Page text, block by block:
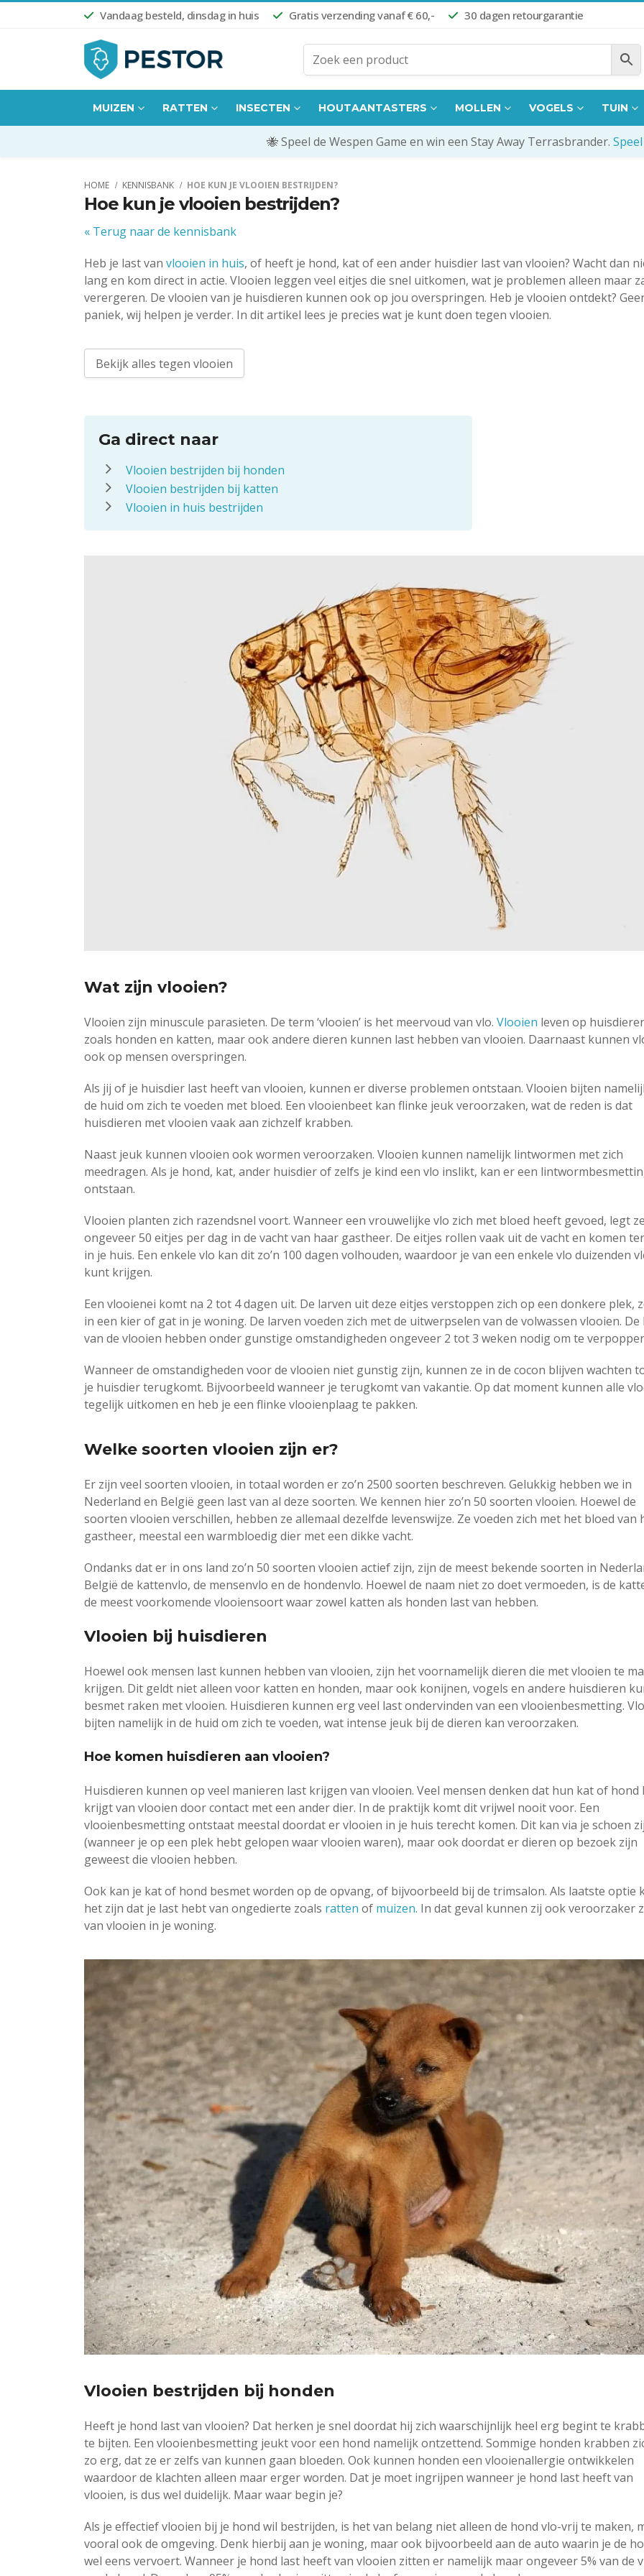
Vandaag besteld, dinsdag in huis Gratis verzending vanaf € 60,- 30 dagen retourgarantie
MUIZEN RATTEN INSECTEN HOUTAANTASTERS MOLLEN VOGELS TUIN
🐝 Speel de Wespen Game en win een Stay Away Terrasbrander.
HOME KENNISBANK HOE KUN JE VLOOIEN BESTRIJDEN?
Hoe kun je vlooien bestrijden?
« Terug naar de kennisbank
Heb je last van vlooien in huis, of heeft je hond, kat of een ander huisdier last van vlooien? Wacht dan
lang en kom direct in actie. Vlooien leggen veel eitjes die snel uitkomen, wat je problemen alleen maar
verergeren. De vlooien van je huisdieren kunnen ook op jou overspringen. Heb je vlooien ontdekt?
paniek, wij helpen je verder. In dit artikel lees je precies wat je kunt doen tegen vlooien.
Bekijk alles tegen vlooien
Ga direct naar
Vlooien bestrijden bij honden
Vlooien bestrijden bij katten
Vlooien in huis bestrijden
Wat zijn vlooien?
Vlooien zijn minuscule parasieten. De term ‘vlooien’ is het meervoud van vlo. Vlooien leven op
zoals honden en katten, maar ook andere dieren kunnen last hebben van vlooien. Daarnaast kunnen
ook op mensen overspringen.
Als jij of je huisdier last heeft van vlooien, kunnen er diverse problemen ontstaan. Vlooien bijten
de huid om zich te voeden met bloed. Een vlooienbeet kan flinke jeuk veroorzaken, wat de reden is dat
huisdieren met vlooien vaak aan zichzelf krabben.
Naast jeuk kunnen vlooien ook wormen veroorzaken. Vlooien kunnen namelijk lintwormen met zich
meedragen. Als je hond, kat, ander huisdier of zelfs je kind een vlo inslikt, kan er een
ontstaan.
Vlooien planten zich razendsnel voort. Wanneer een vrouwelijke vlo zich met bloed heeft gevoed, legt ze
ongeveer 50 eitjes per dag in de vacht van haar gastheer. De eitjes rollen vaak uit de vacht en komen
in je huis. Een enkele vlo kan dit zo’n 100 dagen volhouden, waardoor je van een enkele vlo duizenden
kunt krijgen.
Een vlooienei komt na 2 tot 4 dagen uit. De larven uit deze eitjes verstoppen zich op een donkere plek,
in een kier of gat in je woning. De larven voeden zich met de uitwerpselen van de volwassen vlooien. De
van de vlooien hebben onder gunstige omstandigheden ongeveer 2 tot 3 weken nodig om te
Wanneer de omstandigheden voor de vlooien niet gunstig zijn, kunnen ze in de cocon blijven wachten
je huisdier terugkomt. Bijvoorbeeld wanneer je terugkomt van vakantie. Op dat moment kunnen alle
tegelijk uitkomen en heb je een flinke vlooienplaag te pakken.
Welke soorten vlooien zijn er?
Er zijn veel soorten vlooien, in totaal worden er zo’n 2500 soorten beschreven. Gelukkig hebben we in
Nederland en België geen last van al deze soorten. We kennen hier zo’n 50 soorten vlooien. Hoewel de
soorten vlooien verschillen, hebben ze allemaal dezelfde levenswijze. Ze voeden zich met het bloed van
gastheer, meestal een warmbloedig dier met een dikke vacht.
Ondanks dat er in ons land zo’n 50 soorten vlooien actief zijn, zijn de meest bekende soorten in
België de kattenvlo, de mensenvlo en de hondenvlo. Hoewel de naam niet zo doet vermoeden, is de
de meest voorkomende vlooiensoort waar zowel katten als honden last van hebben.
Vlooien bij huisdieren
Hoewel ook mensen last kunnen hebben van vlooien, zijn het voornamelijk dieren die met vlooien te
krijgen. Dit geldt niet alleen voor katten en honden, maar ook konijnen, vogels en andere huisdieren
besmet raken met vlooien. Huisdieren kunnen erg veel last ondervinden van een vlooienbesmetting.
bijten namelijk in de huid om zich te voeden, wat intense jeuk bij de dieren kan veroorzaken.
Hoe komen huisdieren aan vlooien?
Huisdieren kunnen op veel manieren last krijgen van vlooien. Veel mensen denken dat hun kat of hond
krijgt van vlooien door contact met een ander dier. In de praktijk komt dit vrijwel nooit voor. Een
vlooienbesmetting ontstaat meestal doordat er vlooien in je huis terecht komen. Dit kan via je schoen
(wanneer je op een plek hebt gelopen waar vlooien waren), maar ook doordat er dieren op bezoek zijn
geweest die vlooien hebben.
Ook kan je kat of hond besmet worden op de opvang, of bijvoorbeeld bij de trimsalon. Als laatste optie
het zijn dat je last hebt van ongedierte zoals ratten of muizen. In dat geval kunnen zij ook veroorzaker
van vlooien in je woning.
Vlooien bestrijden bij honden
Heeft je hond last van vlooien? Dat herken je snel doordat hij zich waarschijnlijk heel erg begint te
te bijten. Een vlooienbesmetting jeukt voor een hond namelijk ontzettend. Sommige honden krabben
zo erg, dat ze er zelfs van kunnen gaan bloeden. Ook kunnen honden een vlooienallergie ontwikkelen
waardoor de klachten alleen maar erger worden. Dat je moet ingrijpen wanneer je hond last heeft van
vlooien, is dus wel duidelijk. Maar waar begin je?
Als je effectief vlooien bij je hond wil bestrijden, is het van belang niet alleen de hond vlo-vrij te maken,
vooral ook de omgeving. Denk hierbij aan je woning, maar ook bijvoorbeeld aan de auto waarin je de
wel eens vervoert. Wanneer je hond last heeft van vlooien zitten er namelijk maar ongeveer 5% van de